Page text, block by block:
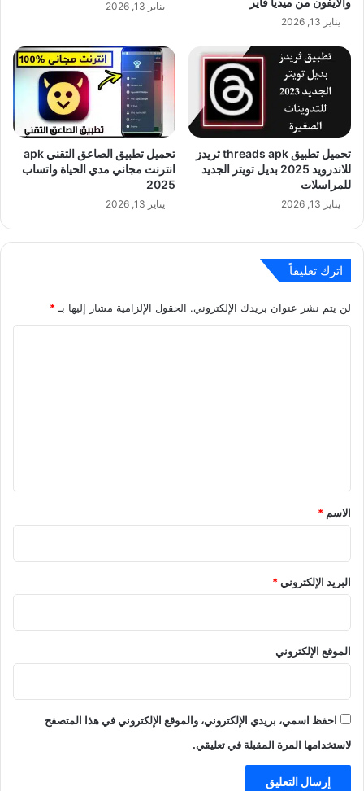
يناير 13, 2026
يناير 13, 2026
تحميل تطبيق threads apk ثريدز
للاندرويد 2025 بديل تويتر الجديد
للمراسلات
يناير 13, 2026
تحميل تطبيق الصاعق التقني apk
انترنت مجاني مدي الحياة واتساب
2025
يناير 13, 2026
اترك تعليقاً
لن يتم نشر عنوان بريدك الإلكتروني. الحقول الإلزامية مشار إليها بـ*
*
الاسم *
البريد الإلكتروني*
الموقع الإلكتروني
احفظ اسمي، بريدي الإلكتروني، والموقع الإلكتروني في هذا المتصفح
لاستخدامها المرة المقبلة في تعليقي.